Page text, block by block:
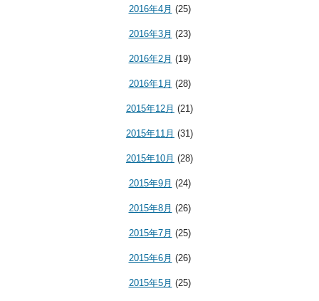
2016年4月 (25)
2016年3月 (23)
2016年2月 (19)
2016年1月 (28)
2015年12月 (21)
2015年11月 (31)
2015年10月 (28)
2015年9月 (24)
2015年8月 (26)
2015年7月 (25)
2015年6月 (26)
2015年5月 (25)